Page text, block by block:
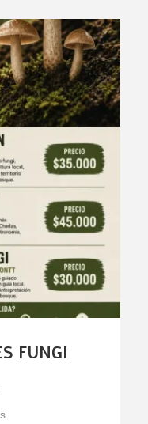
FUNGI